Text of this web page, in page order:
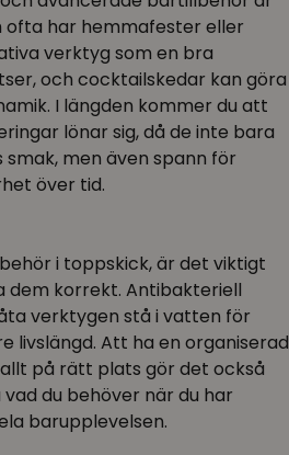
ofta har hemmafester eller
verktyg som en bra
och cocktailskedar kan göra
I längden kommer du att
lönar sig, då de inte bara
men även spann för
över tid.
i toppskick, är det viktigt
korrekt. Antibakteriell
verktygen stå i vatten för
livslängd. Att ha en organiserad
på rätt plats gör det också
du behöver när du har
barupplevelsen.